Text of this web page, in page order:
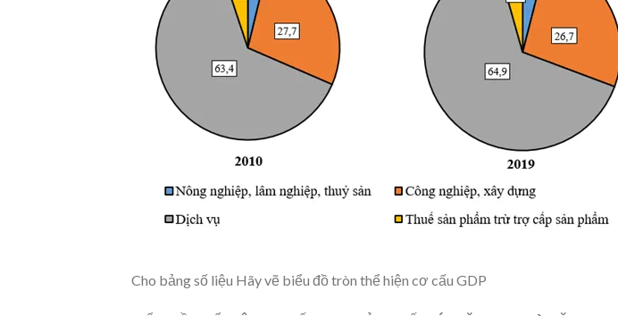
Cho bảng số liệu Hãy vẽ biểu đồ tròn thể hiện cơ cấu GDP